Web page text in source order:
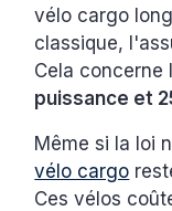
vélo cargo
classique,
Cela concerne
puissance et
Même si la loi
vélo cargo
Ces vélos